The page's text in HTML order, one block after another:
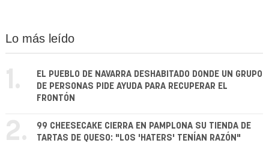
Lo más leído
1.
EL PUEBLO DE NAVARRA DESHABITADO DONDE UN GRUPO
DE PERSONAS PIDE AYUDA PARA RECUPERAR EL
FRONTÓN
2.
99 CHEESECAKE CIERRA EN PAMPLONA SU TIENDA DE
TARTAS DE QUESO: "LOS 'HATERS' TENÍAN RAZÓN"